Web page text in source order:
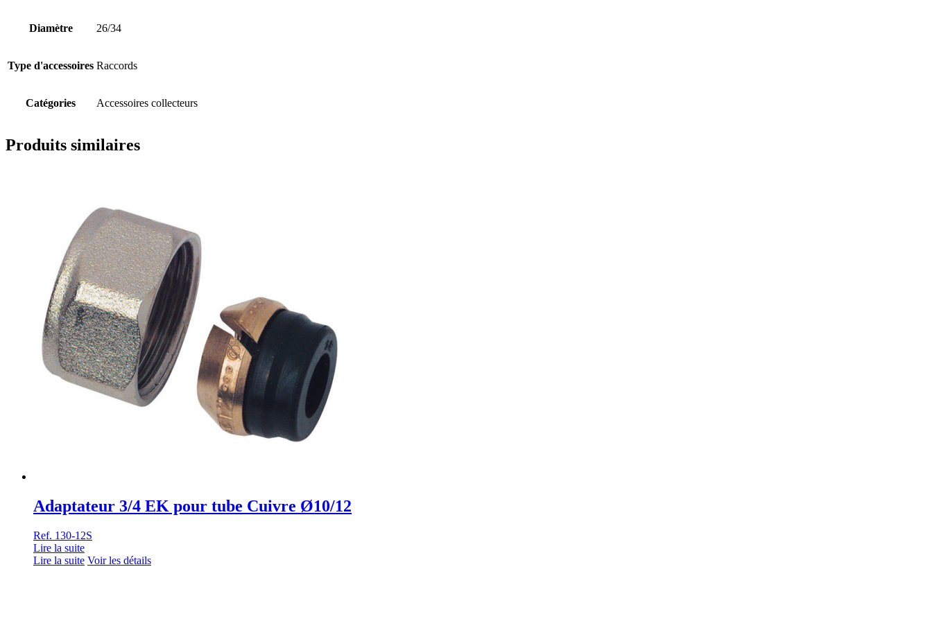
Diamètre 26/34
Type d'accessoires Raccords
Catégories Accessoires collecteurs
Produits similaires
Adaptateur 3/4 EK pour tube Cuivre Ø10/12
Ref. 130-12S
Lire la suite
Lire la suite Voir les détails